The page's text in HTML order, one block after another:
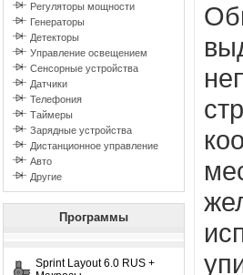
Регуляторы мощности
Генераторы
Детекторы
Управление освещением
Сенсорные устройства
Датчики
Телефония
Таймеры
Зарядные устройства
Дистанционное управление
Авто
Другие
Программы
Sprint Layout 6.0 RUS +